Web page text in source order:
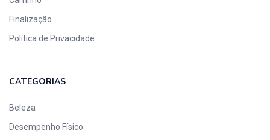
Finalização
Política de Privacidade
CATEGORIAS
Beleza
Desempenho Físico